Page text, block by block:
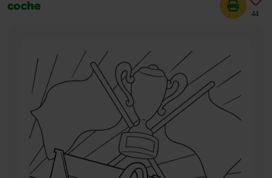
coche
44